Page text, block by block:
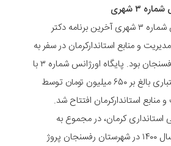
۳ شهری
افتتاح پایگاه اورژانس شماره ۳ شهری آخرین برنامه دکتر
و منابع استاندارکرمان در سفر به
شهرستان های انار و رفسنجان بود. پایگاه اورژانس شماره ۳ با
۱۰۰ مترمربع زیربنا با اعتباری بالغ بر ۶۵۰ میلیون تومان توسط
استاندارکرمان افتتاح شد.
استانداری کرمان، در مجموع به
مناسبت هفته دولت سال ۱۴۰۰ در شهرستان رفسنجان پروژ